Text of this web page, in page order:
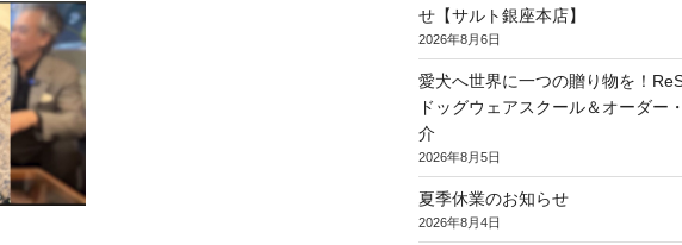
せ【サルト銀座本店】
2026年8月6日
愛犬へ世界に一つの贈り物を！
ドッグウェアスクール＆オーダー
介
2026年8月5日
夏季休業のお知らせ
2026年8月4日